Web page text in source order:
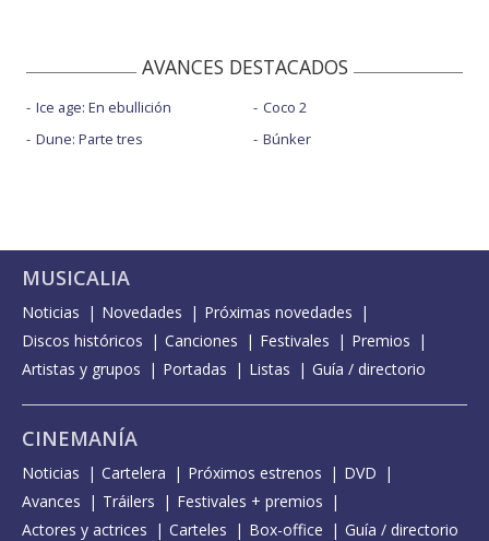
AVANCES DESTACADOS
Ice age: En ebullición
Dune: Parte tres
Coco 2
Búnker
MUSICALIA
Noticias Novedades
Próximas novedades
Discos históricos
Canciones Festivales
Premios
Artistas y grupos
Portadas Listas Guía / directorio
CINEMANÍA
Noticias Cartelera Próximos estrenos
DVD
Avances
Tráilers
Festivales + premios
Actores y actrices
Carteles Box-office Guía / directorio